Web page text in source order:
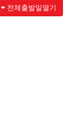
전체출발일열기